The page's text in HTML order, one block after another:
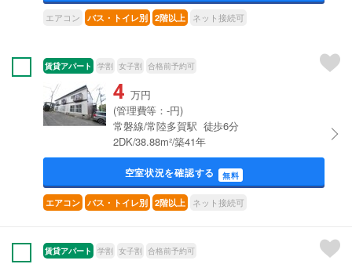
エアコン バス・トイレ別 2階以上 ネット接続可
賃貸アパート 学割 女子割 合格前予約可
4 万円
(管理費等：-円)
常磐線/常陸多賀駅 徒歩6分
2DK/38.88m²/築41年
空室状況を確認する 無料
エアコン バス・トイレ別 2階以上 ネット接続可
賃貸アパート 学割 女子割 合格前予約可